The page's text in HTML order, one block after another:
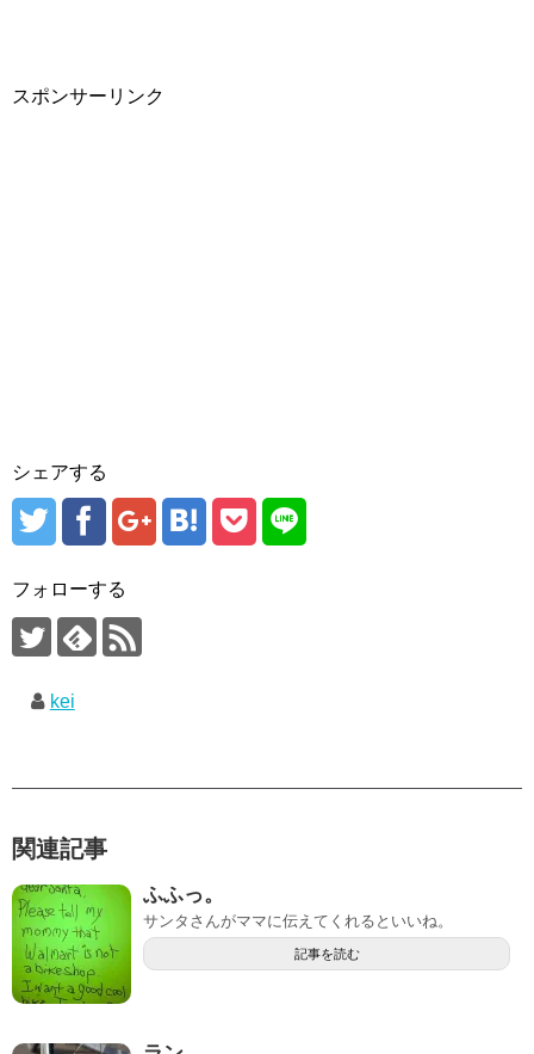
スポンサーリンク
シェアする
フォローする
kei
関連記事
ふふっ。
サンタさんがママに伝えてくれるといいね。
記事を読む